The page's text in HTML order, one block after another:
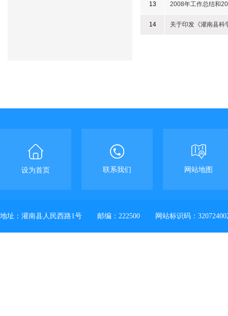
13 2008年工作总结和
14 关于印发《灌南县科
设为首页 联系我们 网站地图
地址：灌南县人民西路1号 邮编：222500 网站标识码：